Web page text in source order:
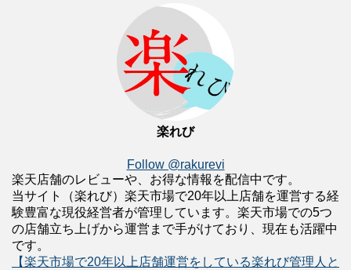
楽れび
Follow @rakurevi
楽天店舗のレビューや、お得な情報を配信中です。
当サイト（楽れび）楽天市場で20年以上店舗を運営する経
験豊富な現役経営者が管理しています。楽天市場での5つ
の店舗立ち上げから運営まで手がけており、現在も活躍中
です。
【楽天市場で20年以上店舗運営をしている楽れび管理人と